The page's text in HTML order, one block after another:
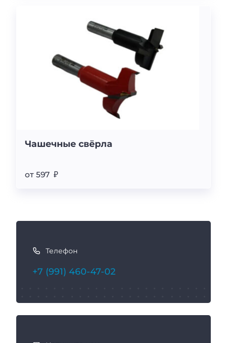
Чашечные свёрла
от 597 ₽
з
а
Телефон
+7 (991) 460-47-02